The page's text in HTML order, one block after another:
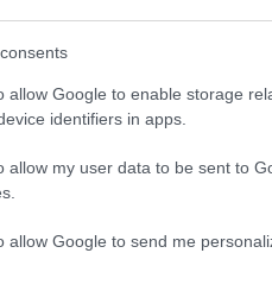
allow Google to enable storage
identifiers in apps.
allow my user data to be sent to
allow Google to send me
fedezték
további vizsgálat és
feliratot találunk